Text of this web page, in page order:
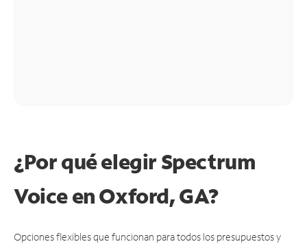
¿Por qué elegir Spectrum
Voice en Oxford, GA?
Opciones flexibles que funcionan para todos los presupuestos y